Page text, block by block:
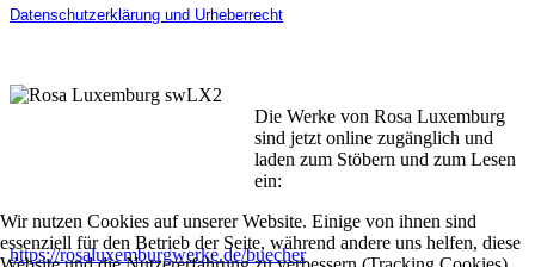
Datenschutzerklärung und Urheberrecht
Die Werke von Rosa Luxemburg
sind jetzt online zugänglich und
laden zum Stöbern und zum Lesen
ein:
https://rosaluxemburgwerke.de/buecher
Wir nutzen Cookies auf unserer Website. Einige von ihnen sind
essenziell für den Betrieb der Seite, während andere uns helfen, diese